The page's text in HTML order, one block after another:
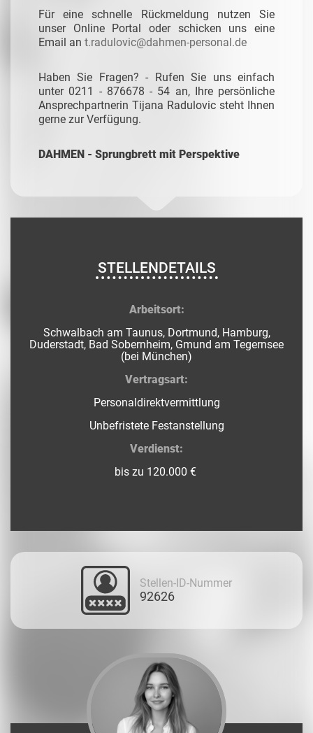
Für eine schnelle Rückmeldung nutzen Sie
unser Online Portal oder schicken uns eine
Email an t.radulovic@dahmen-personal.de
Haben Sie Fragen? - Rufen Sie uns einfach
unter 0211 - 876678 - 54 an, Ihre persönliche
Ansprechpartnerin Tijana Radulovic steht Ihnen
gerne zur Verfügung.
DAHMEN - Sprungbrett mit Perspektive
STELLENDETAILS
Arbeitsort:
Schwalbach am Taunus, Dortmund, Hamburg,
Duderstadt, Bad Sobernheim, Gmund am Tegernsee
(bei München)
Vertragsart:
Personaldirektvermittlung
Unbefristete Festanstellung
Verdienst:
bis zu 120.000 €
Stellen-ID-Nummer
92626